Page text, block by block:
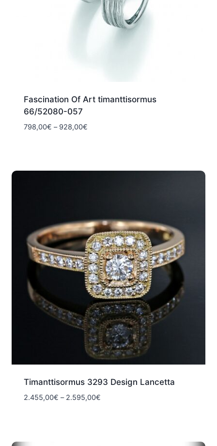
Fascination Of Art timanttisormus
66/52080-057
798,00€ – 928,00€Hintaluokka:
Timanttisormus 3293 Design Lancetta
2.455,00€ – 2.595,00€Hintaluokka: